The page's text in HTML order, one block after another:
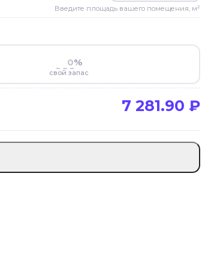
Введите площадь вашего помещения, м²
%
свой запас
7 281.90 ₽